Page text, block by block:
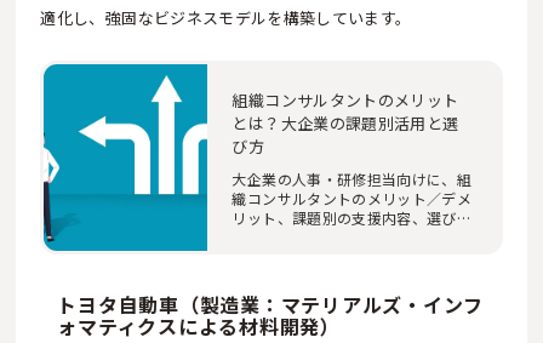
適化し、強固なビジネスモデルを構築しています。
組織コンサルタントのメリット
とは？大企業の課題別活用と選
び方
大企業の人事・研修担当向けに、組
織コンサルタントのメリット／デメ
リット、課題別の支援内容、選び
トヨタ自動車（製造業：マテリアルズ・インフ
ォマティクスによる材料開発）